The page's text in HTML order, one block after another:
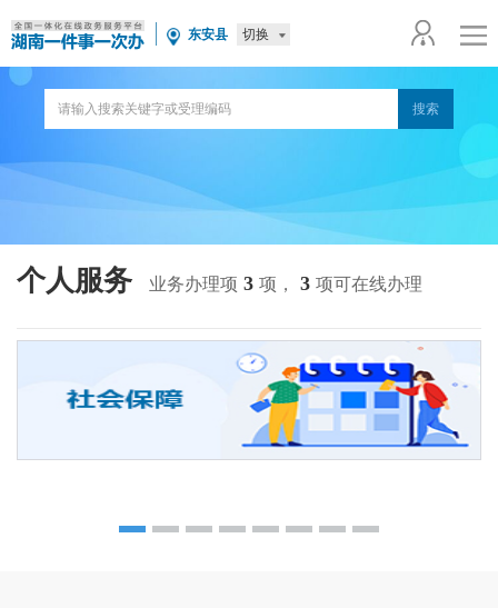
东安县 切换
个人服务 业务办理项 3 项， 3 项可在线办理